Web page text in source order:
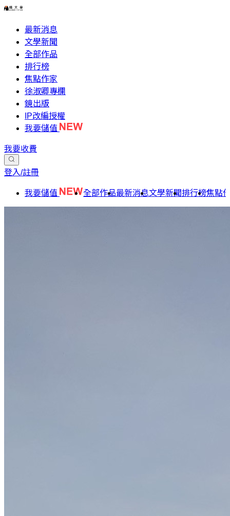
最新消息
文學新聞
全部作品
排行榜
焦點作家
徐淑卿專欄
鏡出版
IP改編授權
我要儲值
我要收費
登入/註冊
我要儲值 全部作品最新消息文學新聞排行榜焦點